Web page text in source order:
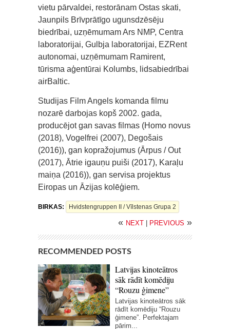
vietu pārvaldei, restorānam Ostas skati,
Jaunpils Brīvprātīgo ugunsdzēsēju
biedrībai, uzņēmumam Ars NMP, Centra
laboratorijai, Gulbja laboratorijai, EZRent
autonomai, uzņēmumam Ramirent,
tūrisma aģentūrai Kolumbs, lidsabiedrībai
airBaltic.
Studijas Film Angels komanda filmu
nozarē darbojas kopš 2002. gada,
producējot gan savas filmas (Homo novus
(2018), Vogelfrei (2007), Degošais
(2016)), gan kopražojumus (Ārpus / Out
(2017), Ātrie igauņu puiši (2017), Karaļu
maiņa (2016)), gan servisa projektus
Eiropas un Āzijas kolēģiem.
BIRKAS: Hvidstengruppen II / Vīlstenas Grupa 2
« NEXT PREVIOUS »
RECOMMENDED POSTS
Latvijas kinoteātros
sāk rādīt komēdiju
“Rouzu ģimene”
Latvijas kinoteātros sāk
rādīt komēdiju “Rouzu
ģimene”. Perfektajam
pārim...